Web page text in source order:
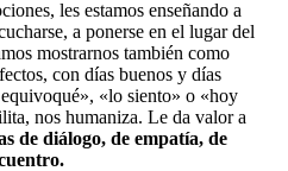
les estamos enseñando a
a ponerse en el lugar del
mostrarnos también como
con días buenos y días
«lo siento» o «hoy
nos humaniza. Le da valor a
de diálogo, de empatía, de